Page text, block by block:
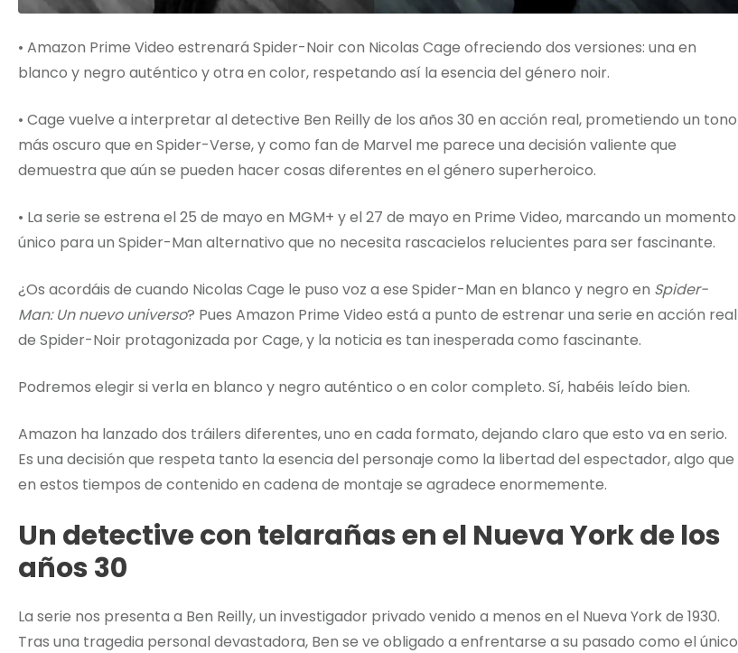
• Amazon Prime Video estrenará Spider-Noir con Nicolas Cage ofreciendo dos versiones: una en
blanco y negro auténtico y otra en color, respetando así la esencia del género noir.
• Cage vuelve a interpretar al detective Ben Reilly de los años 30 en acción real, prometiendo un tono
más oscuro que en Spider-Verse, y como fan de Marvel me parece una decisión valiente que
demuestra que aún se pueden hacer cosas diferentes en el género superheroico.
• La serie se estrena el 25 de mayo en MGM+ y el 27 de mayo en Prime Video, marcando un momento
único para un Spider-Man alternativo que no necesita rascacielos relucientes para ser fascinante.
¿Os acordáis de cuando Nicolas Cage le puso voz a ese Spider-Man en blanco y negro en Spider-
Man: Un nuevo universo? Pues Amazon Prime Video está a punto de estrenar una serie en acción real
de Spider-Noir protagonizada por Cage, y la noticia es tan inesperada como fascinante.
Podremos elegir si verla en blanco y negro auténtico o en color completo. Sí, habéis leído bien.
Amazon ha lanzado dos tráilers diferentes, uno en cada formato, dejando claro que esto va en serio.
Es una decisión que respeta tanto la esencia del personaje como la libertad del espectador, algo que
en estos tiempos de contenido en cadena de montaje se agradece enormemente.
Un detective con telarañas en el Nueva York de los
años 30
La serie nos presenta a Ben Reilly, un investigador privado venido a menos en el Nueva York de 1930.
Tras una tragedia personal devastadora, Ben se ve obligado a enfrentarse a su pasado como el único